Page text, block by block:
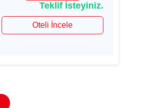
Teklif İsteyiniz.
Oteli İncele